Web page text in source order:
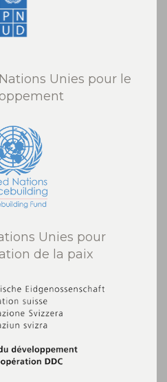
Unies pour le
Unies pour
de la paix